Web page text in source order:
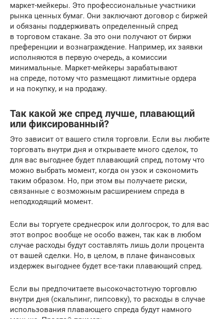
маркет-мейкеры. Это профессиональные участники
рынка ценных бумаг. Они заключают договор с биржей
и обязаны поддерживать определенный спред
в торговом стакане. За это они получают от биржи
преференции и вознаграждение. Например, их заявки
исполняются в первую очередь, а комиссии
минимальные. Маркет-мейкеры зарабатывают
на спреде, потому что размещают лимитные ордера
и на покупку, и на продажу.
Так какой же спред лучше, плавающий
или фиксированный?
Это зависит от вашего стиля торговли. Если вы любите
торговать внутри дня и открываете много сделок, то
для вас выгоднее будет плавающий спред, потому что
можно выбрать момент, когда он узок и сэкономить
таким образом. Но, при этом вы получаете риски,
связанные с возможным расширением спреда в
неподходящий момент.
Если вы торгуете среднесрок или долгосрок, то для вас
этот вопрос вообще не особо важен, так как в любом
случае расходы будут составлять лишь доли процента
от вашей сделки. Но, в целом, в плане финансовых
издержек выгоднее будет все-таки плавающий спред.
Если вы предпочитаете высокочастотную торговлю
внутри дня (скальпинг, пипсовку), то расходы в случае
использования плавающего спреда будут намного